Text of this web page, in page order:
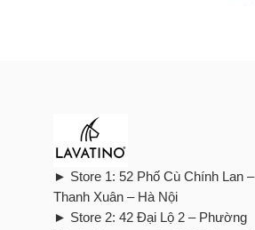
► Store 1: 52 Phố Cù Chính Lan –
Thanh Xuân – Hà Nội
► Store 2: 42 Đại Lộ 2 – Phường